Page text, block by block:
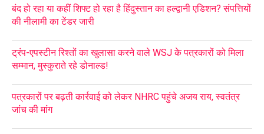
बंद हो रहा या कहीं शिफ्ट हो रहा है हिंदुस्तान का हल्द्वानी एडिशन? संपत्तियों
की नीलामी का टेंडर जारी
ट्रंप-एपस्टीन रिश्तों का खुलासा करने वाले WSJ के पत्रकारों को मिला
सम्मान, मुस्कुराते रहे डोनाल्ड!
पत्रकारों पर बढ़ती कार्रवाई को लेकर NHRC पहुंचे अजय राय, स्वतंत्र
जांच की मांग